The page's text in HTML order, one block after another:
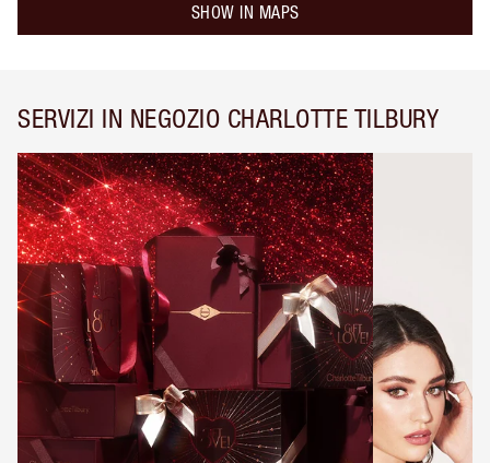
SHOW IN MAPS
SERVIZI IN NEGOZIO CHARLOTTE TILBURY